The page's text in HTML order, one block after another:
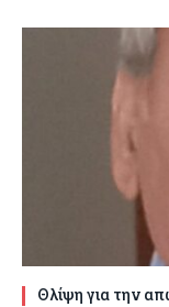
Θλίψη για την